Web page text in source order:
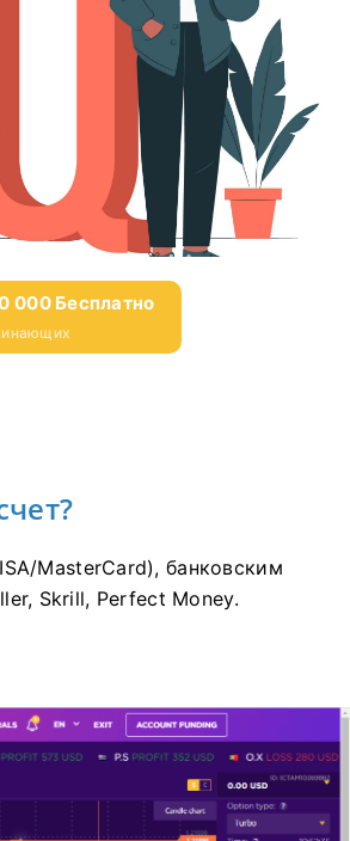
000 Бесплатно
MasterCard), банковским
Skrill, Perfect Money.